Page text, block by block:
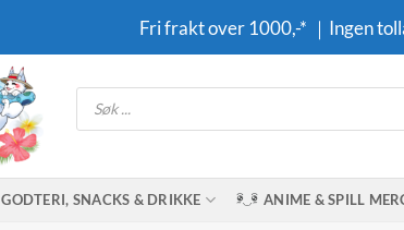
Fri frakt over 1000,-* ｜Ingen
Products
search
GODTERI, SNACKS & DRIKKE ANIME & SPILL